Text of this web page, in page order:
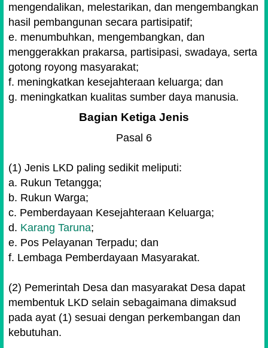
mengendalikan, melestarikan, dan mengembangkan
hasil pembangunan secara partisipatif;
e. menumbuhkan, mengembangkan, dan
menggerakkan prakarsa, partisipasi, swadaya, serta
gotong royong masyarakat;
f. meningkatkan kesejahteraan keluarga; dan
g. meningkatkan kualitas sumber daya manusia.
Bagian Ketiga Jenis
Pasal 6
(1) Jenis LKD paling sedikit meliputi:
a. Rukun Tetangga;
b. Rukun Warga;
c. Pemberdayaan Kesejahteraan Keluarga;
d. Karang Taruna;
e. Pos Pelayanan Terpadu; dan
f. Lembaga Pemberdayaan Masyarakat.
(2) Pemerintah Desa dan masyarakat Desa dapat
membentuk LKD selain sebagaimana dimaksud
pada ayat (1) sesuai dengan perkembangan dan
kebutuhan.